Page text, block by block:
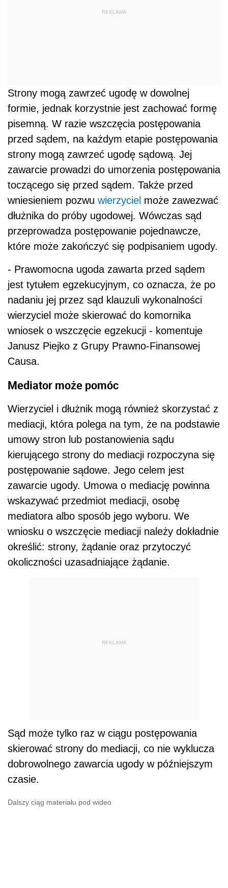
REKLAMA
Strony mogą zawrzeć ugodę w dowolnej
formie, jednak korzystnie jest zachować formę
pisemną. W razie wszczęcia postępowania
przed sądem, na każdym etapie postępowania
strony mogą zawrzeć ugodę sądową. Jej
zawarcie prowadzi do umorzenia postępowania
toczącego się przed sądem. Także przed
wniesieniem pozwu wierzyciel może zawezwać
dłużnika do próby ugodowej. Wówczas sąd
przeprowadza postępowanie pojednawcze,
które może zakończyć się podpisaniem ugody.
- Prawomocna ugoda zawarta przed sądem
jest tytułem egzekucyjnym, co oznacza, że po
nadaniu jej przez sąd klauzuli wykonalności
wierzyciel może skierować do komornika
wniosek o wszczęcie egzekucji - komentuje
Janusz Piejko z Grupy Prawno-Finansowej
Causa.
Mediator może pomóc
Wierzyciel i dłużnik mogą również skorzystać z
mediacji, która polega na tym, że na podstawie
umowy stron lub postanowienia sądu
kierującego strony do mediacji rozpoczyna się
postępowanie sądowe. Jego celem jest
zawarcie ugody. Umowa o mediację powinna
wskazywać przedmiot mediacji, osobę
mediatora albo sposób jego wyboru. We
wniosku o wszczęcie mediacji należy dokładnie
określić: strony, żądanie oraz przytoczyć
okoliczności uzasadniające żądanie.
REKLAMA
Sąd może tylko raz w ciągu postępowania
skierować strony do mediacji, co nie wyklucza
dobrowolnego zawarcia ugody w późniejszym
czasie.
Dalszy ciąg materiału pod wideo